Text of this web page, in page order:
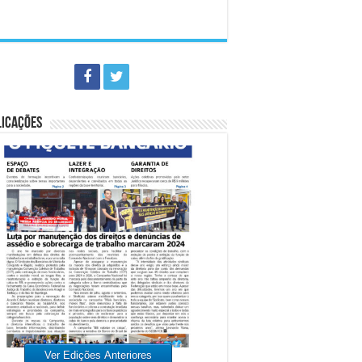
Ver Edições Anteriores